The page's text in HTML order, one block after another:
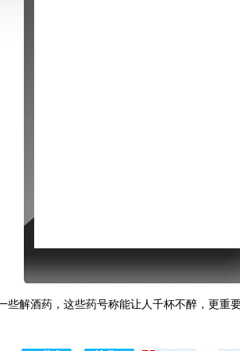
解酒药，这些药号称能让人千杯不醉，更重